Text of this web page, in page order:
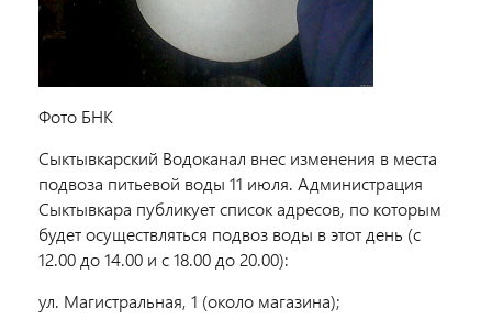
Фото БНК
Сыктывкарский Водоканал внес изменения в места
подвоза питьевой воды 11 июля. Администрация
Сыктывкара публикует список адресов, по которым
будет осуществляться подвоз воды в этот день (с
12.00 до 14.00 и с 18.00 до 20.00):
ул. Магистральная, 1 (около магазина);